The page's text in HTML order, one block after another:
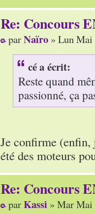
Re: Concours
parNaïro » Lun Mai
cé a écrit:
Reste quand
passionné, ça
Je confirme (enfin,
été des moteurs
Re: Concours
parKassi » Mar Mai